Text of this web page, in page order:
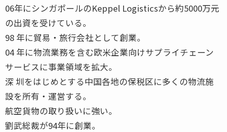
06年にシンガポールのKeppel Logisticsから約5000万元
の出資を受けている。
98 年に貿易・旅行会社として創業。
04 年に物流業務を含む欧米企業向けサプライチェーン
サービスに事業領域を拡大。
深 圳をはじめとする中国各地の保税区に多くの物流施
設を所有・運営する。
航空貨物の取り扱いに強い。
劉武総裁が94年に創業。